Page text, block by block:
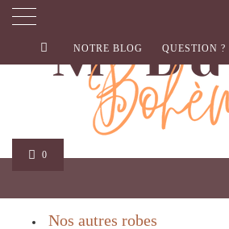
0
NOTRE BLOG QUESTION ?
Nos autres robes